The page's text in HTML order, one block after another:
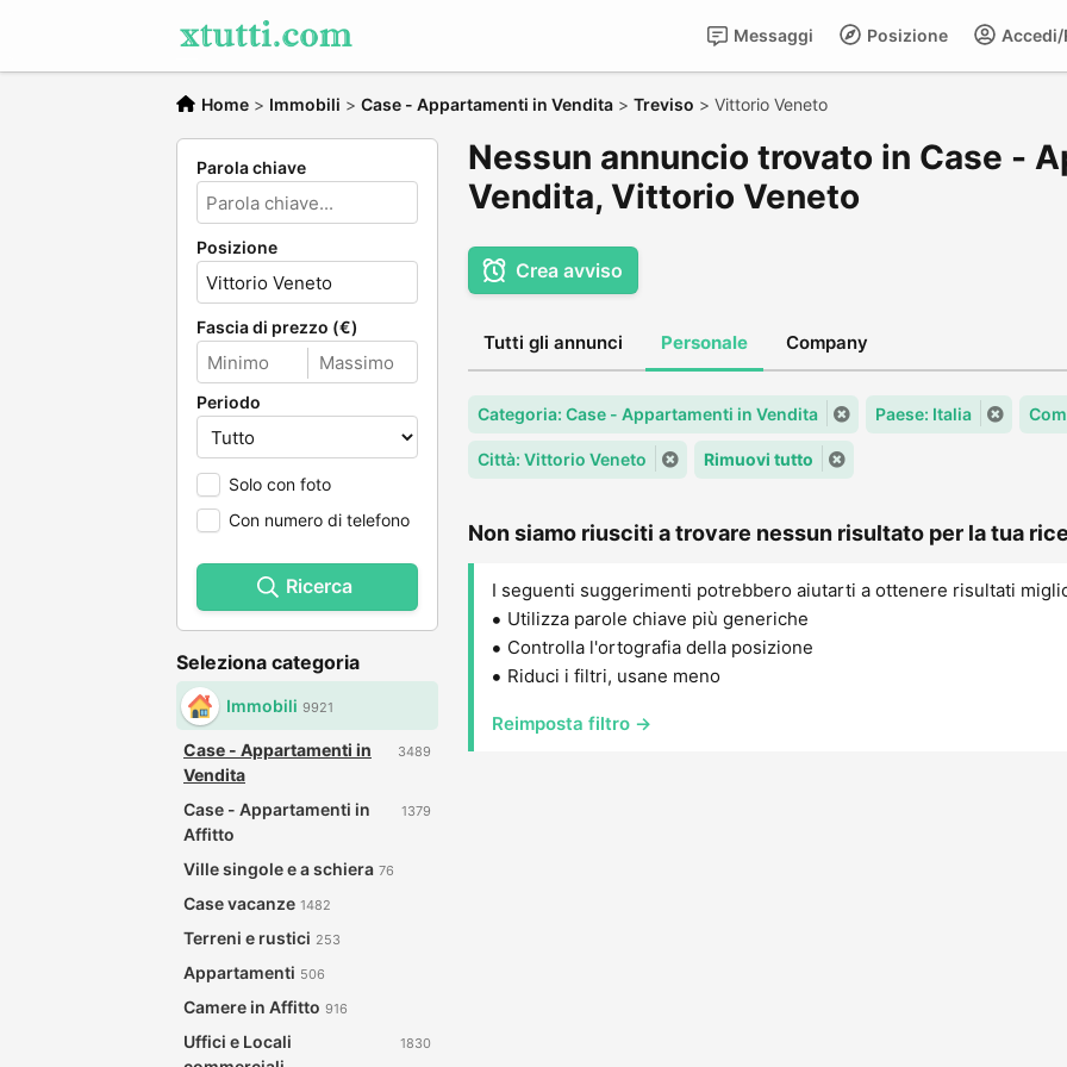
Posizione
Messaggi
Home > Immobili > Case - Appartamenti in Vendita > Treviso > Vittorio Veneto
Parola chiave
Posizione
Fascia di prezzo (€)
Periodo
Solo con foto
Con numero di telefono
Ricerca
Seleziona categoria
Immobili 9921
Case - Appartamenti in
Vendita
3489
Case - Appartamenti in
Affitto
1379
Ville singole e a schiera 76
Case vacanze 1482
Terreni e rustici 253
Appartamenti 506
Camere in Affitto 916
Uffici e Locali
1830
Nessun annuncio trovato in Case -
Vendita, Vittorio Veneto
Crea avviso
Tutti gli annunci Personale Company
Categoria: Case - Appartamenti in Vendita Paese: Italia
Città: Vittorio Veneto Rimuovi tutto
Non siamo riusciti a trovare nessun risultato per la tua
I seguenti suggerimenti potrebbero aiutarti a ottenere risultati
Utilizza parole chiave più generiche
Controlla l'ortografia della posizione
Riduci i filtri, usane meno
Reimposta filtro →